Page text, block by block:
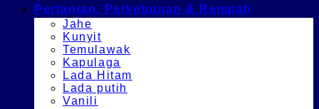
Pertanian, Perkebunan & Rempah
Jahe
Kunyit
Temulawak
Kapulaga
Lada Hitam
Lada putih
Vanili